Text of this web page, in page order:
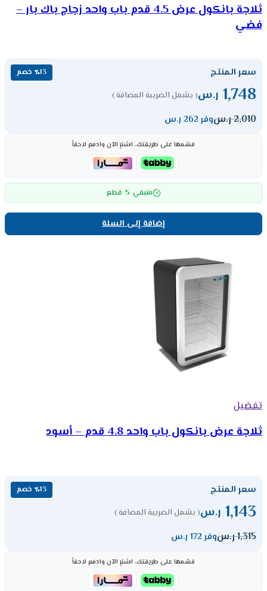
ثلاجة بانكول عرض 4.5 قدم باب واحد زجاج باك بار –
فضي
سعر المنتج ٪13 خصم
1,748 ر.س( يشمل الضريبة المضافة )
2,010ر.سوفر 262 ر.س
قسّمها على طريقتك، اشترِ الآن وادفع لاحقاً
متبقي 5 قطع
إضافة إلى السلة
تفضيل
ثلاجة عرض بانكول باب واحد 4.8 قدم – أسود
سعر المنتج ٪13 خصم
1,143 ر.س( يشمل الضريبة المضافة )
1,315ر.سوفر 172 ر.س
قسّمها على طريقتك، اشترِ الآن وادفع لاحقاً